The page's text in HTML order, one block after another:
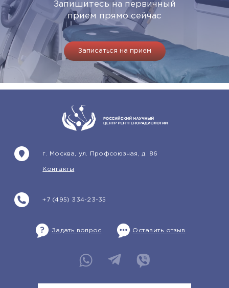
Запишитесь на первичный
прием прямо сейчас
Записаться на прием
+7 (495) 334-23-35
г. Москва, ул. Профсоюзная, д. 86
Контакты
Задать вопрос Оставить отзыв